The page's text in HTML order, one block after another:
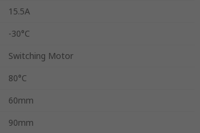
15.5A
-30°C
Switching Motor
80°C
60mm
90mm